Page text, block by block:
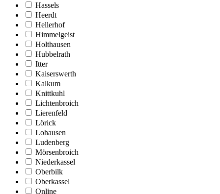
Hassels
Heerdt
Hellerhof
Himmelgeist
Holthausen
Hubbelrath
Itter
Kaiserswerth
Kalkum
Knittkuhl
Lichtenbroich
Lierenfeld
Lörick
Lohausen
Ludenberg
Mörsenbroich
Niederkassel
Oberbilk
Oberkassel
Online